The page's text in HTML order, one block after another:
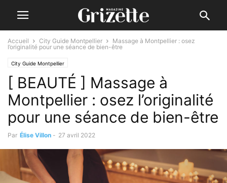
Accueil City Guide Montpellier
Massage à Montpellier : osez
l’originalité pour une séance de bien-être
City Guide Montpellier
[ BEAUTÉ ] Massage à
Montpellier : osez l’originalité
pour une séance de bien-être
Par Élise Villon - 27 avril 2022